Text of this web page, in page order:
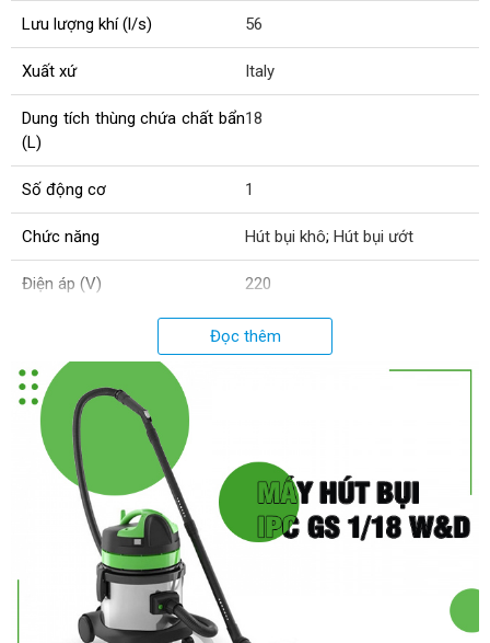
Lưu lượng khí (l/s) 56
Xuất xứ Italy
Dung tích thùng chứa chất bẩn
(L)
18
Số động cơ 1
Chức năng Hút bụi khô; Hút bụi ướt
Điện áp (V) 220
8-10
Cân nặng (kg)
Kích thước đóng gói (cm)
Lực hút chân không (mbar)
Đọc thêm